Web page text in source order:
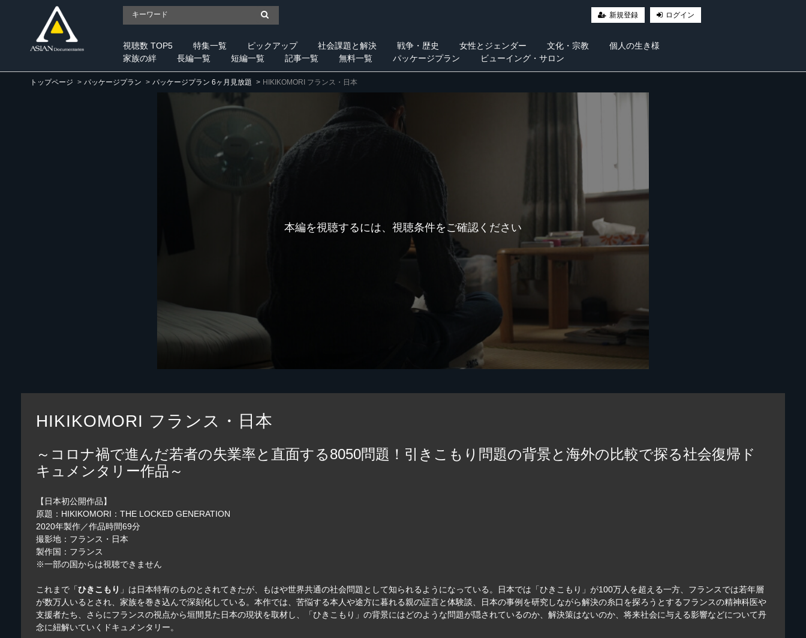
新規登録 ログイン
視聴数 TOP5 特集一覧 ピックアップ 社会課題と解決 戦争・歴史 女性とジェンダー 文化・宗教
個人の生き様
家族の絆
長編一覧 短編一覧 記事一覧 無料一覧 パッケージプラン ビューイング・サロン
トップページ パッケージプラン パッケージプラン 6ヶ月見放題 HIKIKOMORI フランス・日本
本編を視聴するには、視聴条件をご確認ください
HIKIKOMORI フランス・日本
～コロナ禍で進んだ若者の失業率と直面する8050問題！引きこもり問題の背景と海外の比較で探る社会復帰ド
キュメンタリー作品～
【日本初公開作品】
原題：HIKIKOMORI：THE LOCKED GENERATION
2020年製作／作品時間69分
撮影地：フランス・日本
製作国：フランス
※一部の国からは視聴できません
これまで「ひきこもり 」は日本特有のものとされてきたが、もはや世界共通の社会問題として知られるようになっている。日本では「ひきこもり」が100万人を超える一方、フランスでは若年層
が数万人いるとされ、家族を巻き込んで深刻化している。本作では、苦悩する本人や途方に暮れる親の証言と体験談、日本の事例を研究しながら解決の糸口を探ろうとするフランスの精神科医や
支援者たち、さらにフランスの視点から垣間見た日本の現状を取材し、「ひきこもり」の背景にはどのような問題が隠されているのか、解決策はないのか、将来社会に与える影響などについて丹
念に紐解いていくドキュメンタリー。